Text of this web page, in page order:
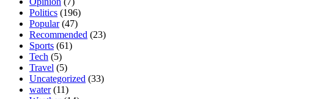
Politics (196)
Popular(47)
Recommended (23)
Sports (61)
Tech (5)
Travel (5)
Uncategorized (33)
water(11)